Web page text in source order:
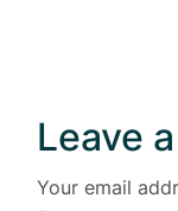
Leave
Your email